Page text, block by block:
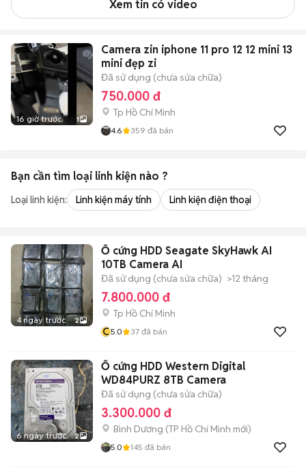
Xem tin có video
16 giờ trước 1
Camera zin iphone 11 pro 12 12 mini 13
mini đẹp zi
Đã sử dụng (chưa sửa chữa)
750.000 đ
Tp Hồ Chí Minh
4.6 359 đã bán
Bạn cần tìm loại linh kiện nào ?
Loại linh kiện: Linh kiện máy tính Linh kiện điện thoại
4 ngày trước 2
Ổ cứng HDD Seagate SkyHawk AI
10TB Camera AI
Đã sử dụng (chưa sửa chữa) >12 tháng
7.800.000 đ
Tp Hồ Chí Minh
C5.0 37 đã bán
6 ngày trước 2
Ổ cứng HDD Western Digital
WD84PURZ 8TB Camera
Đã sử dụng (chưa sửa chữa)
3.300.000 đ
Bình Dương (TP Hồ Chí Minh mới)
5.0 145 đã bán